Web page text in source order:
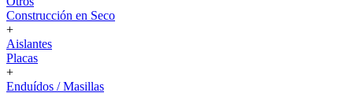
Construcción en Seco
+
Aislantes
Placas
+
Enduídos / Masillas